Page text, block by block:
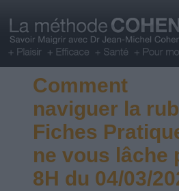
Comment
naviguer la
Fiches
ne vous lâche
8H du 04/03/